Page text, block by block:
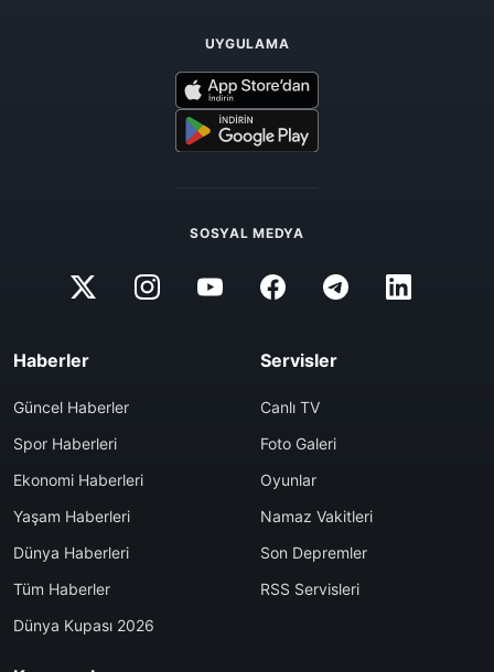
UYGULAMA
SOSYAL MEDYA
Haberler
Güncel Haberler
Spor Haberleri
Ekonomi Haberleri
Yaşam Haberleri
Dünya Haberleri
Tüm Haberler
Dünya Kupası 2026
Servisler
Canlı TV
Foto Galeri
Oyunlar
Namaz Vakitleri
Son Depremler
RSS Servisleri